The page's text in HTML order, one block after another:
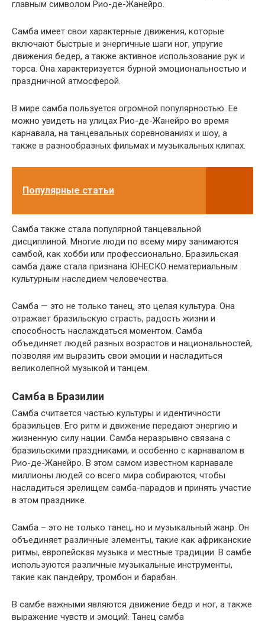
главным символом Рио-де-Жанейро.
Самба имеет свои характерные движения, которые
включают быстрые и энергичные шаги ног, упругие
движения бедер, а также активное использование рук и
торса. Она характеризуется бурной эмоциональностью и
праздничной атмосферой.
В мире самба пользуется огромной популярностью. Ее
можно увидеть на улицах Рио-де-Жанейро во время
карнавала, на танцевальных соревнованиях и шоу, а
также в разнообразных фильмах и музыкальных клипах.
Популярные статьи
Самба также стала популярной танцевальной
дисциплиной. Многие люди по всему миру занимаются
самбой, как хобби или профессионально. Бразильская
самба даже стала признана ЮНЕСКО нематериальным
культурным наследием человечества.
Самба — это не только танец, это целая культура. Она
отражает бразильскую страсть, радость жизни и
способность наслаждаться моментом. Самба
объединяет людей разных возрастов и национальностей,
позволяя им выразить свои эмоции и насладиться
великолепной музыкой и танцем.
Самба в Бразилии
Самба считается частью культуры и идентичности
бразильцев. Его ритм и движение передают энергию и
жизненную силу нации. Самба неразрывно связана с
бразильскими праздниками, и особенно с карнавалом в
Рио-де-Жанейро. В этом самом известном карнавале
миллионы людей со всего мира собираются, чтобы
насладиться зрелищем самба-парадов и принять участие
в этом празднике.
Самба – это не только танец, но и музыкальный жанр. Он
объединяет различные элементы, такие как африканские
ритмы, европейская музыка и местные традиции. В самбе
используются различные музыкальные инструменты,
такие как пандейру, тромбон и барабан.
В самбе важными являются движение бедр и ног, а также
выражение чувств и эмоций. Танец самба